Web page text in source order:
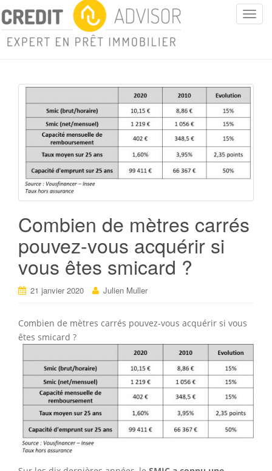
T
e
n
a
v
i
Combien de mètres carrés
pouvez-vous acquérir si
vous êtes smicard ?
21 janvier 2020 Julien Muller
Combien de mètres carrés pouvez-vous acquérir si vous
êtes smicard ?